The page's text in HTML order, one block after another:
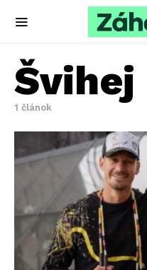
Švihej
1 článok